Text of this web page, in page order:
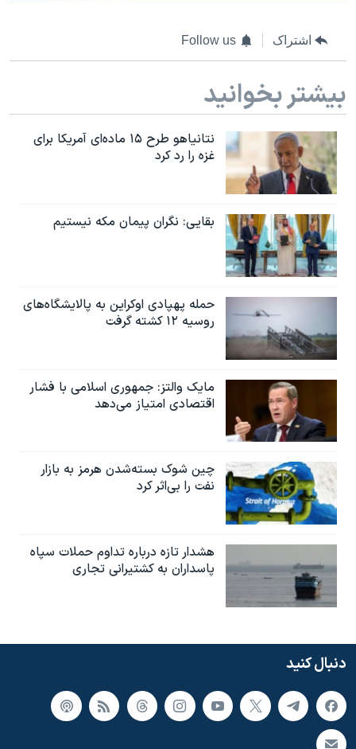
اشتراک Follow us
بیشتر بخوانید
نتانیاهو طرح ۱۵ ماده‌ای آمریکا برای
غزه را رد کرد
بقایی: نگران پیمان مکه نیستیم
حمله پهپادی اوکراین به پالایشگاه‌های
روسیه ۱۲ کشته گرفت
مایک والتز: جمهوری اسلامی با فشار
اقتصادی امتیاز می‌دهد
چین شوک بسته‌شدن هرمز به بازار
نفت را بی‌اثر کرد
هشدار تازه درباره تداوم حملات سپاه
پاسداران به کشتیرانی تجاری
دنبال کنید